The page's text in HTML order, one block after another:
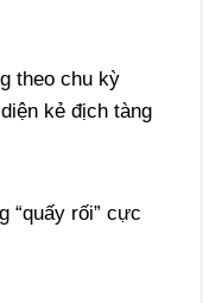
theo chu kỳ
kẻ địch tàng
“quấy rối” cực